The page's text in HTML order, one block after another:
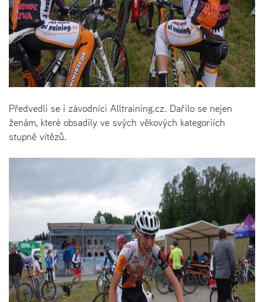
Předvedli se i závodníci Alltraining.cz. Dařilo se nejen
ženám, které obsadily ve svých věkových kategoriích
stupně vítězů.